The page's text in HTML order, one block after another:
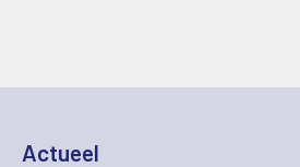
Actueel